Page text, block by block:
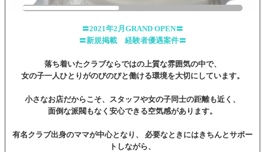
〓2021年2月GRAND OPEN〓
〓新規掲載 経験者優遇案件〓
落ち着いたクラブならではの上質な雰囲気の中で、
女の子一人ひとりがのびのびと働ける環境を大切にしています。
小さなお店だからこそ、スタッフや女の子同士の距離も近く、
面倒な派閥もなく安心できる空気感があります。
有名クラブ出身のママが中心となり、 必要なときにはきちんとサポー
トしながら、